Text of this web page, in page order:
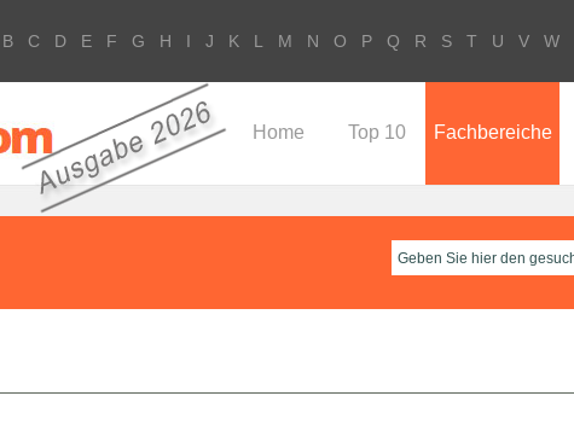
B C D E F G H I J K L M N O P Q R S T U V W
Home Top 10 Fachbereiche